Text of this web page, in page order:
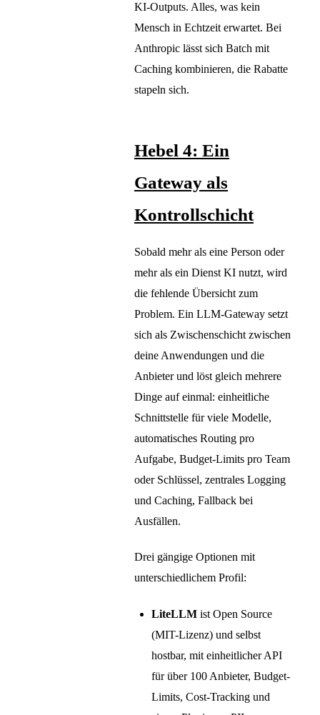
KI-Outputs. Alles, was kein
Mensch in Echtzeit erwartet. Bei
Anthropic lässt sich Batch mit
Caching kombinieren, die Rabatte
stapeln sich.
Hebel 4: Ein
Gateway als
Kontrollschicht
Sobald mehr als eine Person oder
mehr als ein Dienst KI nutzt, wird
die fehlende Übersicht zum
Problem. Ein LLM-Gateway setzt
sich als Zwischenschicht zwischen
deine Anwendungen und die
Anbieter und löst gleich mehrere
Dinge auf einmal: einheitliche
Schnittstelle für viele Modelle,
automatisches Routing pro
Aufgabe, Budget-Limits pro Team
oder Schlüssel, zentrales Logging
und Caching, Fallback bei
Ausfällen.
Drei gängige Optionen mit
unterschiedlichem Profil:
LiteLLM ist Open Source
(MIT-Lizenz) und selbst
hostbar, mit einheitlicher API
für über 100 Anbieter, Budget-
Limits, Cost-Tracking und